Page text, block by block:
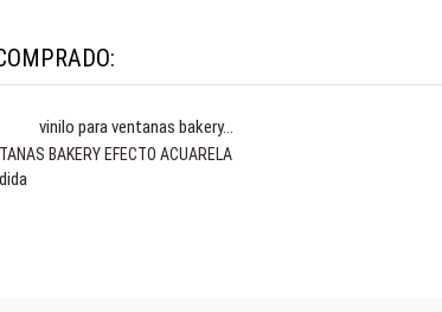
BAKERY EFECTO ACUARELA